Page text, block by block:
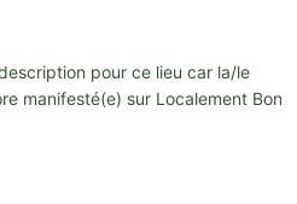
pour ce lieu car la/le
manifesté(e) sur Localement Bon